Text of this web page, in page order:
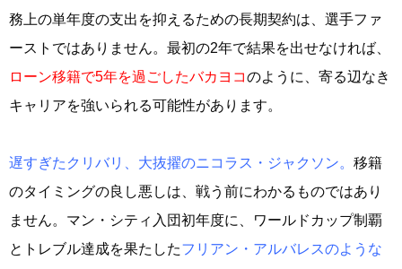
務上の単年度の支出を抑えるための長期契約は、選手ファ
ーストではありません。最初の2年で結果を出せなければ、
ローン移籍で5年を過ごしたバカヨコのように、寄る辺なき
キャリアを強いられる可能性があります。
遅すぎたクリバリ、大抜擢のニコラス・ジャクソン。 移籍
のタイミングの良し悪しは、戦う前にわかるものではあり
ません。マン・シティ入団初年度に、ワールドカップ制覇
とトレブル達成を果たしたフリアン・アルバレスのような